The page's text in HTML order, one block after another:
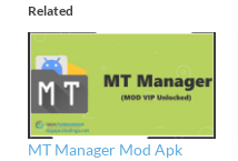
Related
MT Manager Mod Apk